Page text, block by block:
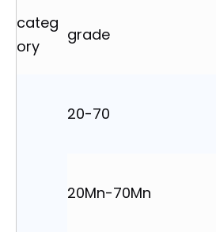
categ
ory
grade
20-70
20Mn-70Mn